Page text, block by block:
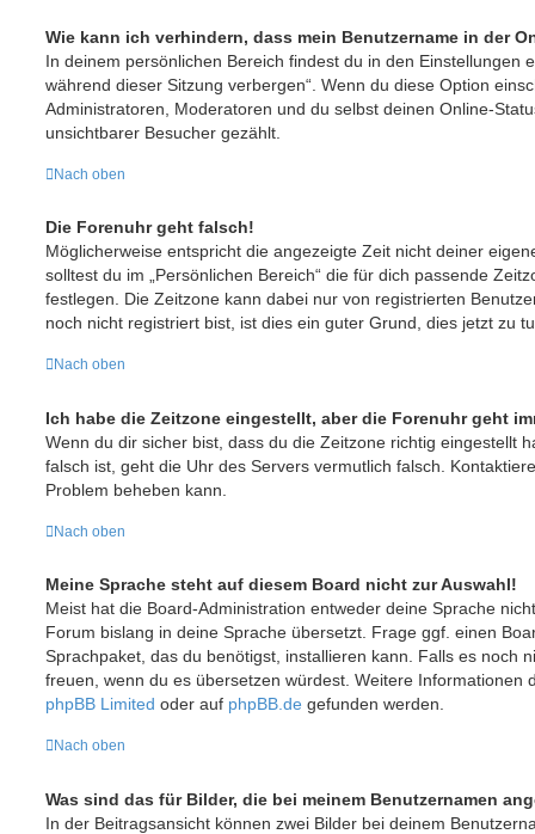
Wie kann ich verhindern, dass mein Benutzername in der
In deinem persönlichen Bereich findest du in den Einstellungen
während dieser Sitzung verbergen“. Wenn du diese Option
Administratoren, Moderatoren und du selbst deinen Online-
unsichtbarer Besucher gezählt.
Nach oben
Die Forenuhr geht falsch!
Möglicherweise entspricht die angezeigte Zeit nicht deiner
solltest du im „Persönlichen Bereich“ die für dich passende
festlegen. Die Zeitzone kann dabei nur von registrierten
noch nicht registriert bist, ist dies ein guter Grund, dies jetzt zu
Nach oben
Ich habe die Zeitzone eingestellt, aber die Forenuhr geht
Wenn du dir sicher bist, dass du die Zeitzone richtig eingestellt
falsch ist, geht die Uhr des Servers vermutlich falsch.
Problem beheben kann.
Nach oben
Meine Sprache steht auf diesem Board nicht zur Auswahl!
Meist hat die Board-Administration entweder deine Sprache
Forum bislang in deine Sprache übersetzt. Frage ggf. einen
Sprachpaket, das du benötigst, installieren kann. Falls es noch
freuen, wenn du es übersetzen würdest. Weitere Informationen
phpBB Limited oder auf phpBB.de gefunden werden.
Nach oben
Was sind das für Bilder, die bei meinem Benutzernamen
In der Beitragsansicht können zwei Bilder bei deinem